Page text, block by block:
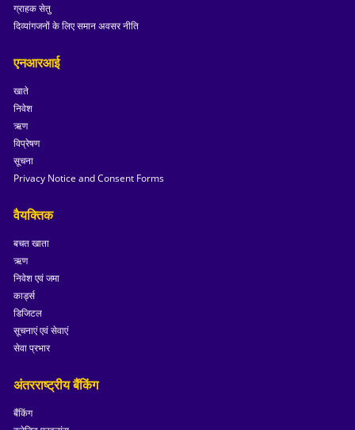
ग्राहक सेतु
दिव्यांगजनों के लिए समान अवसर नीति
एनआरआई
खाते
निवेश
ऋण
विप्रेषण
सूचना
Privacy Notice and Consent Forms
वैयक्तिक
बचत खाता
ऋण
निवेश एवं जमा
कार्ड्स
डिजिटल
सूचनाएं एवं सेवाएं
सेवा प्रभार
अंतरराष्ट्रीय बैंकिंग
बैंकिंग